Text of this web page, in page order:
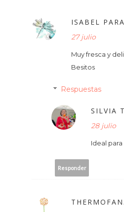
ISABEL
27 julio
Muy fresca y
Besitos
Respuestas
SILVIA
28 julio
Ideal para
Responder